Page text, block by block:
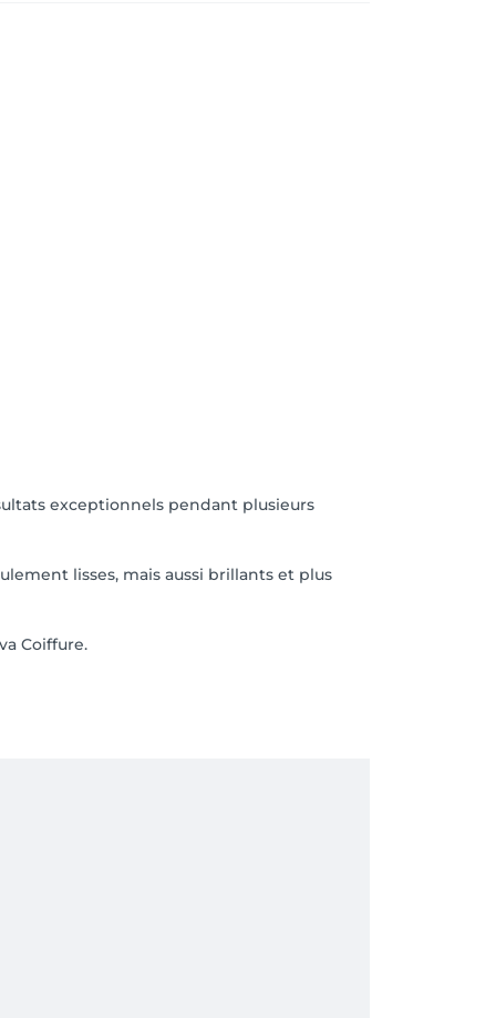
exceptionnels pendant plusieurs
lisses, mais aussi brillants et plus
Coiffure.